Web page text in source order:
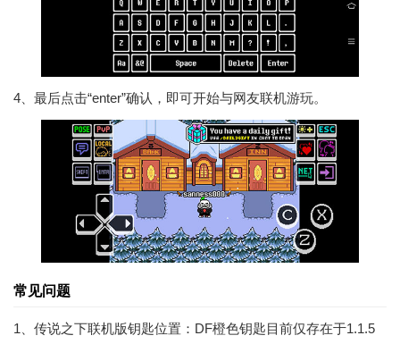
4、最后点击“enter”确认，即可开始与网友联机游玩。
常见问题
1、传说之下联机版钥匙位置：DF橙色钥匙目前仅存在于1.1.5